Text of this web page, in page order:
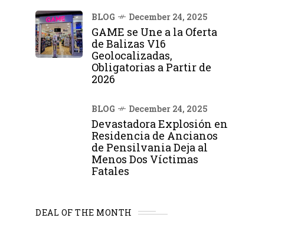
BLOG December 24, 2025
GAME se Une a la Oferta
de Balizas V16
Geolocalizadas,
Obligatorias a Partir de
2026
BLOG December 24, 2025
Devastadora Explosión en
Residencia de Ancianos
de Pensilvania Deja al
Menos Dos Víctimas
Fatales
DEAL OF THE MONTH